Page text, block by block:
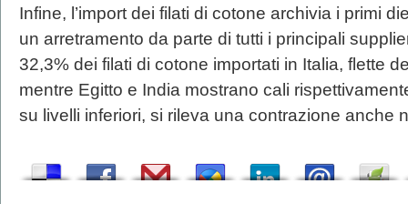
Infine, l’import dei filati di cotone archivia i primi
un arretramento da parte di tutti i principali
32,3% dei filati di cotone importati in Italia, flette
mentre Egitto e India mostrano cali
su livelli inferiori, si rileva una contrazione anche